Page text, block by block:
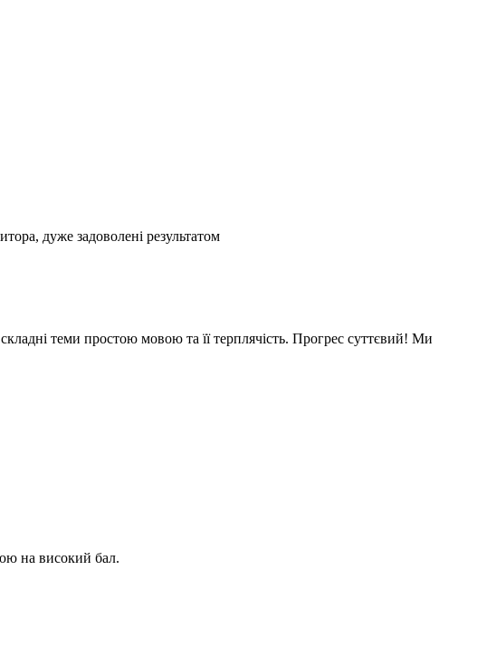
дуже задоволені результатом
теми простою мовою та її терплячість. Прогрес суттєвий! Ми
на високий бал.